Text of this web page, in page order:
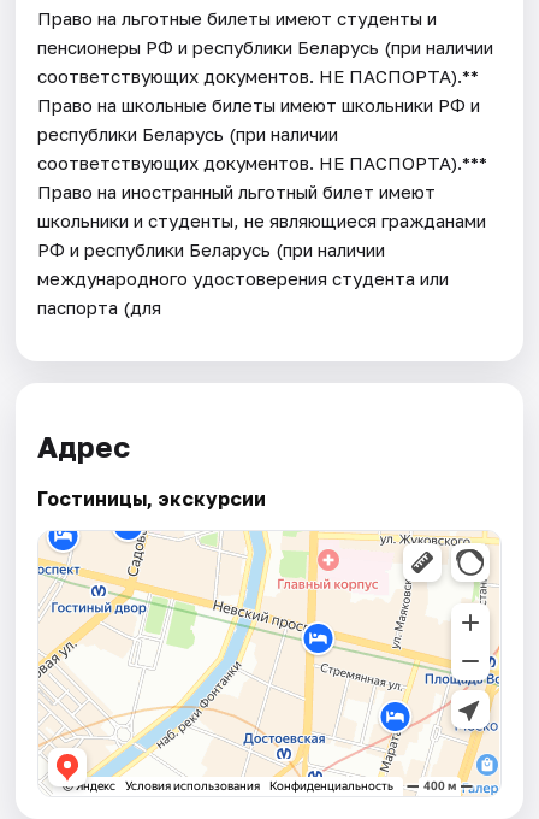
Право на льготные билеты имеют студенты и
пенсионеры РФ и республики Беларусь (при наличии
соответствующих документов. НЕ ПАСПОРТА).**
Право на школьные билеты имеют школьники РФ и
республики Беларусь (при наличии
соответствующих документов. НЕ ПАСПОРТА).***
Право на иностранный льготный билет имеют
школьники и студенты, не являющиеся гражданами
РФ и республики Беларусь (при наличии
международного удостоверения студента или
паспорта (для
Адрес
Гостиницы, экскурсии